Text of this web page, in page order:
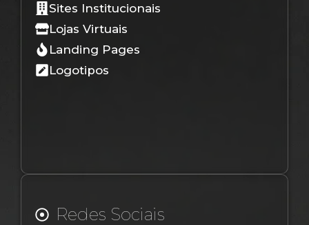
Sites Institucionais
Lojas Virtuais
Landing Pages
Logotipos
Redes Sociais